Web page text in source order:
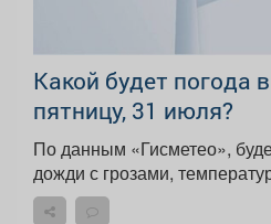
Какой будет погода
пятницу, 31 июля?
По данным «Гисметео», будет пасмурно, пройдут